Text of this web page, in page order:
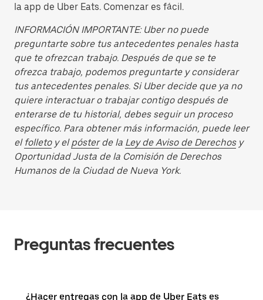
la app de Uber Eats. Comenzar es fácil.
INFORMACIÓN IMPORTANTE: Uber no puede
preguntarte sobre tus antecedentes penales hasta
que te ofrezcan trabajo. Después de que se te
ofrezca trabajo, podemos preguntarte y considerar
tus antecedentes penales. Si Uber decide que ya no
quiere interactuar o trabajar contigo después de
enterarse de tu historial, debes seguir un proceso
específico. Para obtener más información, puede leer
el folletoy elpósterde la Ley de Aviso de Derechosy
Oportunidad Justa de la Comisión de Derechos
Humanos de la Ciudad de Nueva York.
Preguntas frecuentes
¿Hacer entregas con la app de Uber Eats es